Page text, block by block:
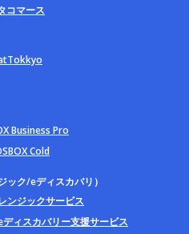
コマース
Business Pro
Cold
ック/eディスカバリ）
ンジックサービス
ディスカバリー支援サービス